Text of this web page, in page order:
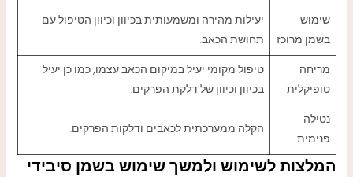
שימוש
בשמן מרוכז
יעילות מהירה ומשמעותית בכיוון וכיוון הטיפול עם
תחושת הכאב.
מריחה
טופיקלית
טיפול מקומי יעיל במיקום הכאב עצמו, כמו כן יעיל
בכיוון וכיוון של דלקת הפרקים.
נטילה
פנימית
הקלה ממערכתית לכאבים ודלקות הפרקים.
המלצות לשימוש ולמשך שימוש בשמן סיבידי